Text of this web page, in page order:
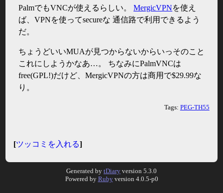
PalmでもVNCが使えるらしい。MergicVPNを使え
ば、VPNを使ってsecureな 通信路で利用できるよう
だ。
ちょうどいいMUAが見つからないからいっそのこと
これにしようかなあ…。 ちなみにPalmVNCは
free(GPL!)だけど、MergicVPNの方は商用で$29.99な
り。
Tags: PEG-TH55
[ツッコミを入れる]
Generated by tDiary version 5.3.0
Powered by Rubyversion 4.0.5-p0